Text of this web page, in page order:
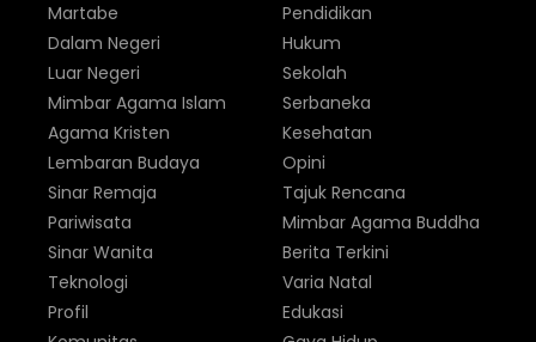
Martabe
Dalam Negeri
Luar Negeri
Pendidikan
Hukum
Sekolah
Mimbar Agama Islam
Agama Kristen
Lembaran Budaya
Sinar Remaja
Pariwisata
Sinar Wanita
Serbaneka
Kesehatan
Opini
Tajuk Rencana
Mimbar Agama Buddha
Berita Terkini
Teknologi
Profil
Varia Natal
Edukasi